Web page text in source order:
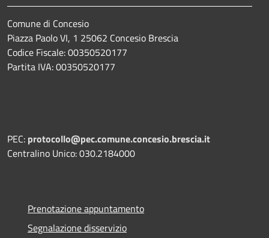
Comune di Concesio
Piazza Paolo VI, 1 25062 Concesio Brescia
Codice Fiscale: 00350520177
Partita IVA: 00350520177
PEC: protocollo@pec.comune.concesio.brescia.it
Centralino Unico: 030.2184000
Prenotazione appuntamento
Segnalazione disservizio